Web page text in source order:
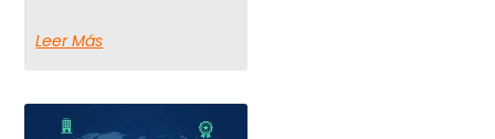
Leer Más